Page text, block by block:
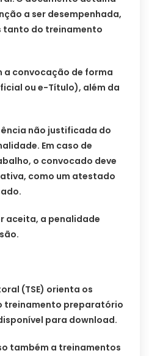
a ser desempenhada,
tanto do treinamento
a convocação de forma
ou e-Título), além da
não justificada do
Em caso de
o convocado deve
como um atestado
aceita, a penalidade
(TSE) orienta os
treinamento preparatório
para download.
também a treinamentos